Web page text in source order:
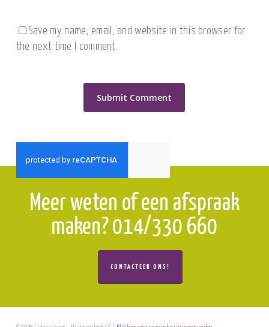
Save my name, email, and website in this browser for
the next time I comment.
Meer weten of een afspraak
maken? 014/330 660
CONTACTEER ONS!